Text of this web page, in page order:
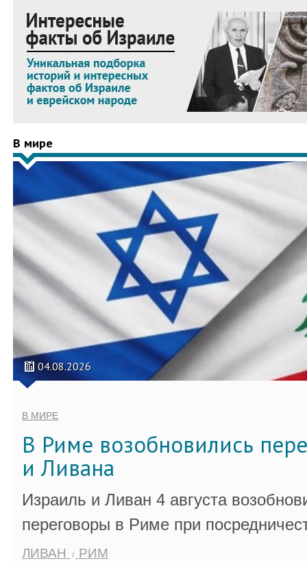
В мире
04.08.2026
В МИРЕ
В Риме возобновились
и Ливана
Израиль и Ливан 4 августа
переговоры в Риме при
ЛИВАН РИМ